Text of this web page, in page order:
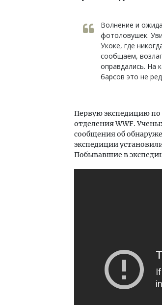
Волнение и
фотоловушек.
Укоке, где
сообщаем,
оправдались. На
барсов это не
Первую экспедицию по
отделения WWF.
сообщения об
экспедиции
Побывавшие в